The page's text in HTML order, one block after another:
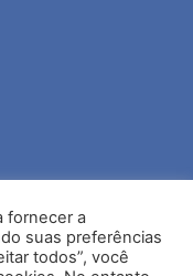
fornecer a
suas preferências
todos”, você